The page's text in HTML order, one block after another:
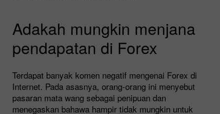
Adakah mungkin menjana
pendapatan di Forex
Terdapat banyak komen negatif mengenai Forex di
Internet. Pada asasnya, orang-orang ini menyebut
pasaran mata wang sebagai penipuan dan
menegaskan bahawa hampir tidak mungkin untuk